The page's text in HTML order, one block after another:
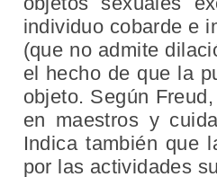
individuo cobarde e
(que no admite
el hecho de que la
objeto. Según
en maestros y
Indica también que
por las actividades